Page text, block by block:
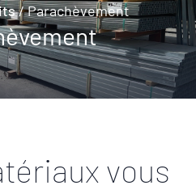
/Parachèvement
vous